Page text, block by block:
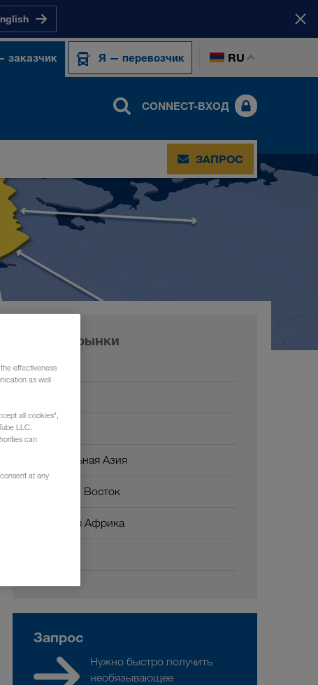
заказчик Я — перевозчик RU
CONNECT-ВХОД
ЗАПРОС
Наши рынки
Европа
Центральная Азия
Ближний Восток
Северная Африка
Запрос
Нужно быстро получить
необязывающее
effectiveness
as well
all cookies",
LLC.
can
at any